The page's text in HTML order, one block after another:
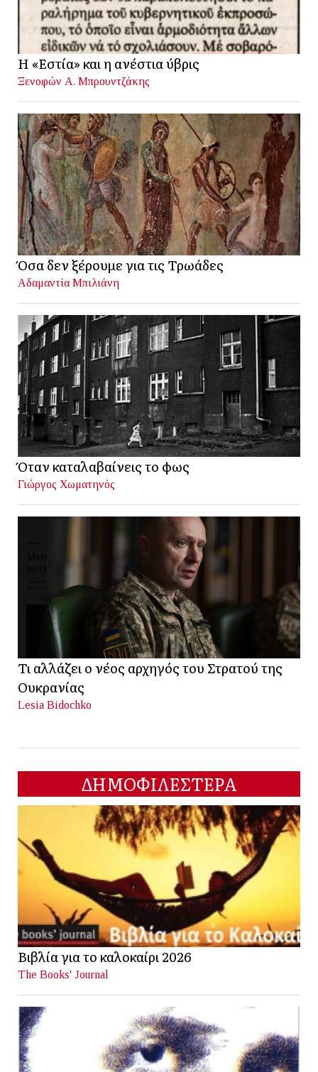
Η «Εστία» και η ανέστια ύβρις
Ξενοφών Α. Μπρουντζάκης
Όσα δεν ξέρουμε για τις Τρωάδες
Αδαμαντία Μπιλιάνη
Όταν καταλαβαίνεις το φως
Γιώργος Χωματηνός
Τι αλλάζει ο νέος αρχηγός του Στρατού της
Ουκρανίας
Lesia Bidochko
ΔΗΜΟΦΙΛΕΣΤΕΡΑ
Βιβλία για το καλοκαίρι 2026
The Books' Journal